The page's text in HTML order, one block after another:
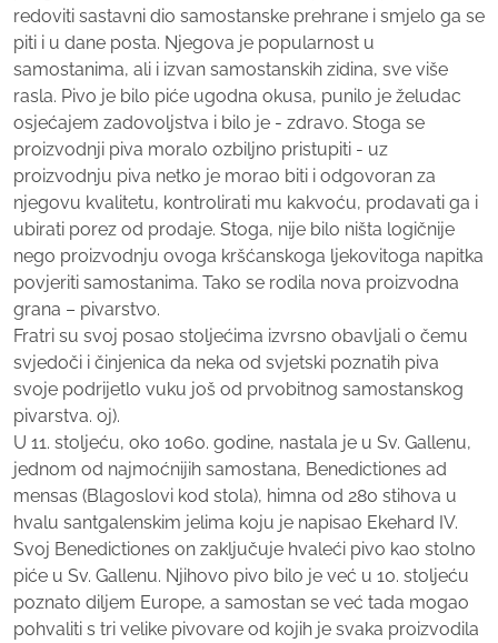
redoviti sastavni dio samostanske prehrane i smjelo ga se
piti i u dane posta. Njegova je popularnost u
samostanima, ali i izvan samostanskih zidina, sve više
rasla. Pivo je bilo piće ugodna okusa, punilo je želudac
osjećajem zadovoljstva i bilo je - zdravo. Stoga se
proizvodnji piva moralo ozbiljno pristupiti - uz
proizvodnju piva netko je morao biti i odgovoran za
njegovu kvalitetu, kontrolirati mu kakvoću, prodavati ga i
ubirati porez od prodaje. Stoga, nije bilo ništa logičnije
nego proizvodnju ovoga kršćanskoga ljekovitoga napitka
povjeriti samostanima. Tako se rodila nova proizvodna
grana – pivarstvo.
Fratri su svoj posao stoljećima izvrsno obavljali o čemu
svjedoči i činjenica da neka od svjetski poznatih piva
svoje podrijetlo vuku još od prvobitnog samostanskog
pivarstva. oj).
U 11. stoljeću, oko 1060. godine, nastala je u Sv. Gallenu,
jednom od najmoćnijih samostana, Benedictiones ad
mensas (Blagoslovi kod stola), himna od 280 stihova u
hvalu santgalenskim jelima koju je napisao Ekehard IV.
Svoj Benedictiones on zaključuje hvaleći pivo kao stolno
piće u Sv. Gallenu. Njihovo pivo bilo je već u 10. stoljeću
poznato diljem Europe, a samostan se već tada mogao
pohvaliti s tri velike pivovare od kojih je svaka proizvodila